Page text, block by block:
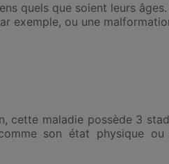
quels que soient leurs
exemple, ou une
cette maladie possède 3
son état physique